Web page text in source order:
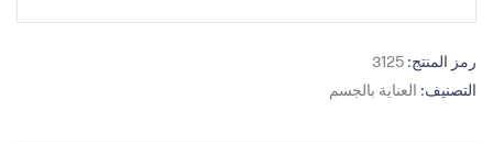
رمز المنتج: 3125
التصنيف: العناية بالجسم